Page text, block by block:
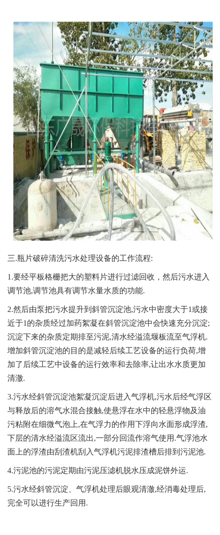
三.瓶片破碎清洗污水处理设备的工作流程:
1.要经平板格栅把大的塑料片进行过滤回收，然后污水进入
调节池,调节池具有调节水量水质的功能.
2.然后由泵把污水提升到斜管沉淀池,污水中密度大于1或接
近于1的杂质经过加药絮凝在斜管沉淀池中会快速充分沉淀;
沉淀下来的杂质定期排至污泥,清水经溢流堰板流至气浮机.
增加斜管沉淀池的目的是减轻后续工艺设备的运行负荷,增
加了后续工艺中设备的运行效率和去除率,让出水水质更加
清澈.
3.污水经斜管沉淀池絮凝沉淀后进入气浮机,污水后经气浮区
与释放后的溶气水混合接触,使悬浮在水中的轻悬浮物及油
污粘附在细微气泡上,在气浮力的作用下浮向水面形成浮渣,
下层的清水经溢流区流出,一部分回流作溶气使用.气浮池水
面上的浮渣由刮渣机刮入气浮机污泥排渣槽后排到污泥池.
4.污泥池的污泥定期由污泥压滤机脱水压成泥饼外运.
5.污水经斜管沉淀、气浮机处理后眼观清澈,经消毒处理后,
完全可以进行生产回用.